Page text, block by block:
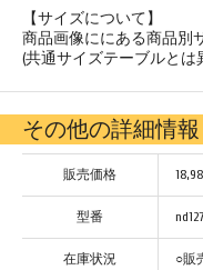
【サイズについて】
商品画像ににある商品別
(共通サイズテーブルとは
その他の詳細情報
販売価格
型番
在庫状況 ○販